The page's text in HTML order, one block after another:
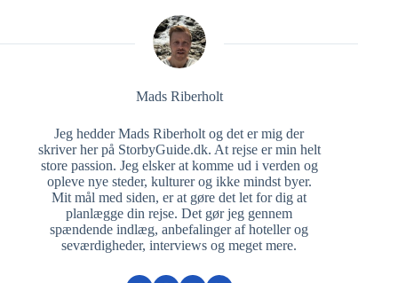
Mads Riberholt
Jeg hedder Mads Riberholt og det er mig der
skriver her på StorbyGuide.dk. At rejse er min helt
store passion. Jeg elsker at komme ud i verden og
opleve nye steder, kulturer og ikke mindst byer.
Mit mål med siden, er at gøre det let for dig at
planlægge din rejse. Det gør jeg gennem
spændende indlæg, anbefalinger af hoteller og
seværdigheder, interviews og meget mere.